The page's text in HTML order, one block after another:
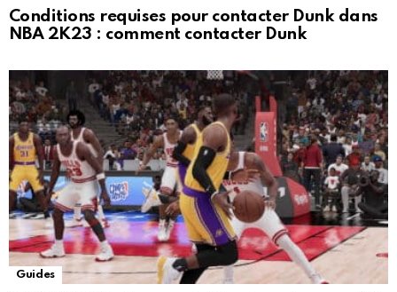
Conditions requises pour contacter Dunk dans
NBA 2K23 : comment contacter Dunk
Guides